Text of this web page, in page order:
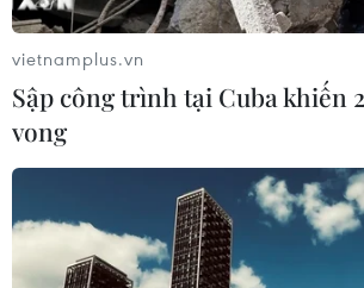
vietnamplus.vn
Sập công trình tại Cuba khiến
vong